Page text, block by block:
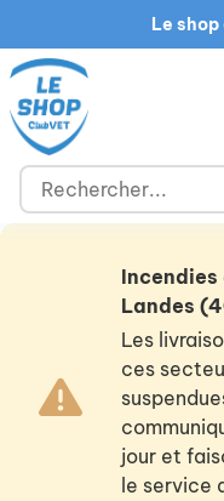
Le
Incendies
Landes
Les
ces
jour et
le service